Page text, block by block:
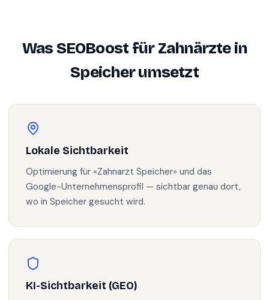
Was SEOBoost fürZahnärztein
Speicherumsetzt
Lokale Sichtbarkeit
Optimierung für «Zahnarzt Speicher» und das
Google-Unternehmensprofil — sichtbar genau dort,
wo in Speicher gesucht wird.
KI-Sichtbarkeit (GEO)